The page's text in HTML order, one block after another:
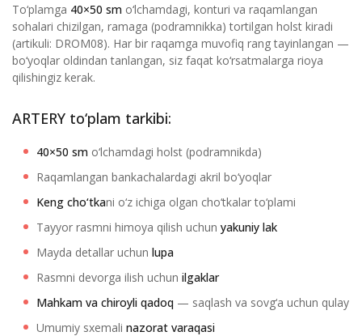
To‘plamga 40×50 sm o‘lchamdagi, konturi va raqamlangan
sohalari chizilgan, ramaga (podramnikka) tortilgan holst kiradi
(artikuli: DROM08). Har bir raqamga muvofiq rang tayinlangan —
bo‘yoqlar oldindan tanlangan, siz faqat ko‘rsatmalarga rioya
qilishingiz kerak.
ARTERY to‘plam tarkibi:
40×50 sm o‘lchamdagi holst (podramnikda)
Raqamlangan bankachalardagi akril bo‘yoqlar
Keng cho‘tkani o‘z ichiga olgan cho‘tkalar to‘plami
Tayyor rasmni himoya qilish uchun yakuniy lak
Mayda detallar uchun lupa
Rasmni devorga ilish uchun ilgaklar
Mahkam va chiroyli qadoq — saqlash va sovg‘a uchun qulay
Umumiy sxemali nazorat varaqasi